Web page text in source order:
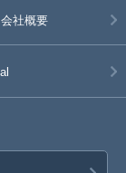
会社概要